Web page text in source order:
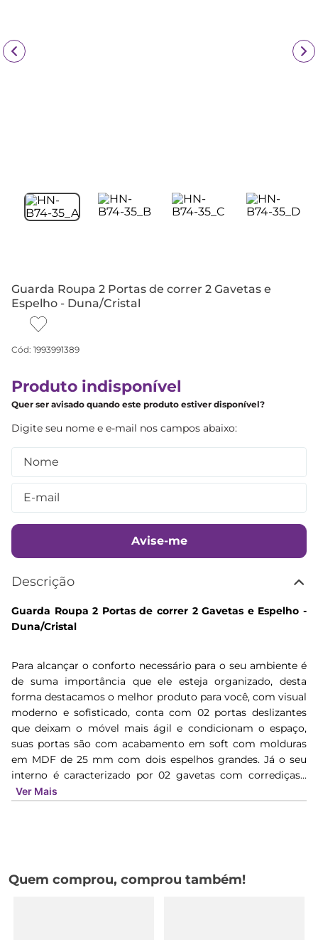
Guarda Roupa 2 Portas de correr 2 Gavetas e
Espelho - Duna/Cristal
Cód: 1993991389
Produto indisponível
Quer ser avisado quando este produto estiver disponível?
Avise-me
Descrição
Guarda Roupa 2 Portas de correr 2 Gavetas e Espelho -
Duna/Cristal
Para alcançar o conforto necessário para o seu ambiente é
de suma importância que ele esteja organizado, desta
forma destacamos o melhor produto para você, com visual
moderno e sofisticado, conta com 02 portas deslizantes
que deixam o móvel mais ágil e condicionam o espaço,
suas portas são com acabamento em soft com molduras
em MDF de 25 mm com dois espelhos grandes. Já o seu
interno é caracterizado por 02 gavetas com corrediças...
Ver Mais
Quem comprou, comprou também!